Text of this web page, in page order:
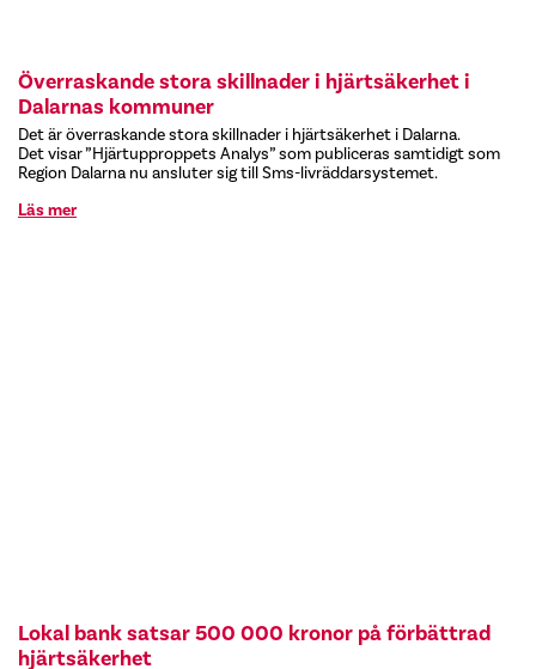
Överraskande stora skillnader i hjärtsäkerhet i
Dalarnas kommuner
Det är överraskande stora skillnader i hjärtsäkerhet i Dalarna.
Det visar ”Hjärtupproppets Analys” som publiceras samtidigt som
Region Dalarna nu ansluter sig till Sms-livräddarsystemet.
Läs mer
Lokal bank satsar 500 000 kronor på förbättrad
hjärtsäkerhet